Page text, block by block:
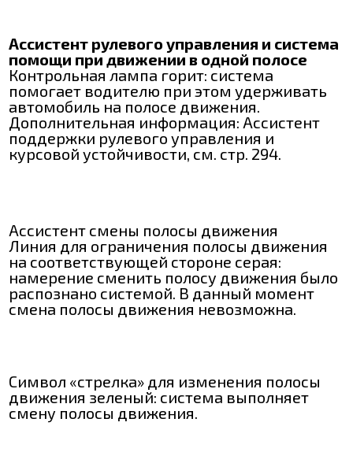
Ассистент рулевого управления и система
помощи при движении в одной полосе
Контрольная лампа горит: система
помогает водителю при этом удерживать
автомобиль на полосе движения.
Дополнительная информация: Ассистент
поддержки рулевого управления и
курсовой устойчивости, см. стр. 294.
Ассистент смены полосы движения
Линия для ограничения полосы движения
на соответствующей стороне серая:
намерение сменить полосу движения было
распознано системой. В данный момент
смена полосы движения невозможна.
Символ «стрелка» для изменения полосы
движения зеленый: система выполняет
смену полосы движения.